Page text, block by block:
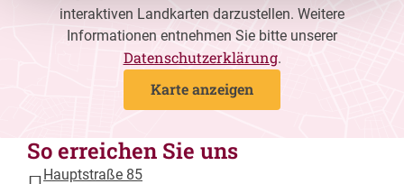
interaktiven Landkarten darzustellen. Weitere
Informationen entnehmen Sie bitte unserer
Datenschutzerklärung.
Karte anzeigen
So erreichen Sie uns
Hauptstraße 85